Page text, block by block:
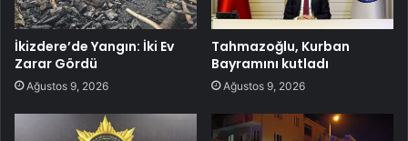
İkizdere’de Yangın: İki Ev
Zarar Gördü
Ağustos 9, 2026
Tahmazoğlu, Kurban
Bayramını kutladı
Ağustos 9, 2026